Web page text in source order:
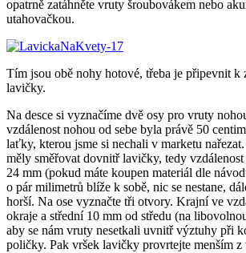
opatrně zatáhněte vruty šroubovákem nebo
utahovačkou.
Tím jsou obě nohy hotové, třeba je připevnit k
lavičky.
Na desce si vyznačíme dvě osy pro vruty
vzdálenost nohou od sebe byla právě 50
laťky, kterou jsme si nechali v marketu
měly směřovat dovnitř lavičky, tedy vzdálenost
24 mm (pokud máte koupen materiál dle
o pár milimetrů blíže k sobě, nic se nestane,
horší. Na ose vyznačte tři otvory. Krajní ve
okraje a střední 10 mm od středu (na
aby se nám vruty nesetkali uvnitř výztuhy při
poličky. Pak vršek lavičky provrtejte menším z